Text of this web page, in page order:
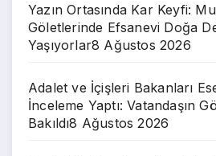
Yazın Ortasında Kar Keyfi:
Göletlerinde Efsanevi Doğa
Yaşıyorlar8 Ağustos 2026
Adalet ve İçişleri Bakanları
İnceleme Yaptı: Vatandaşın
Bakıldı8 Ağustos 2026